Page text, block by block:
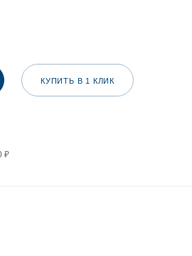
КУПИТЬ В 1 КЛИК
₽